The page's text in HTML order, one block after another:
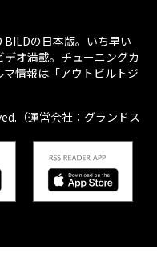
の日本版。いち早い
オ満載。チューニングカ
情報は「アウトビルトジ
（運営会社：グランドス